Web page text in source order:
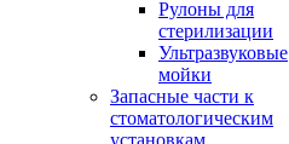
Рулоны для
стерилизации
Ультразвуковые
мойки
Запасные части к
стоматологическим
установкам